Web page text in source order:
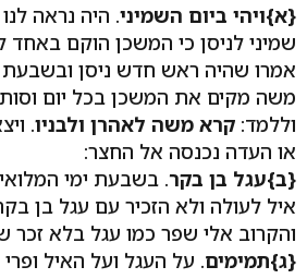
{א}ויהי ביום השמיני. היה נראה
שמיני לניסן כי המשכן הוקם
אמרו שהיה ראש חדש ניסן ובשבעת
משה מקים את המשכן בכל יום
וללמד: קרא משה לאהרן ולבניו.
או העדה נכנסה אל החצר:
{ב}עגל בן בקר. בשבעת ימי
איל לעולה ולא הזכיר עם עגל בן
והקרוב אלי שפר כמו עגל בלא זכר
{ג}תמימים. על העגל ועל האיל